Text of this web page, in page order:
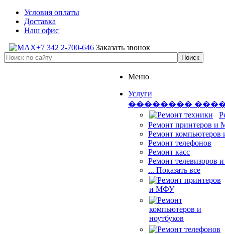
Условия оплаты
Доставка
Наш офис
+7 342 2-700-646 Заказать звонок
Меню
Услуги
��������
Ремонт принтеров
Ремонт компьютеров
Ремонт телефонов
Ремонт касс
Ремонт телевизоров
... Показать все